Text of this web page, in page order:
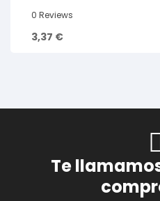
0 Reviews
3,37 €
Te